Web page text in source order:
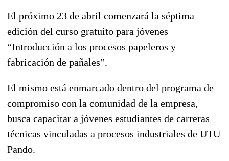
El próximo 23 de abril comenzará la séptima
edición del curso gratuito para jóvenes
“Introducción a los procesos papeleros y
fabricación de pañales”.
El mismo está enmarcado dentro del programa de
compromiso con la comunidad de la empresa,
busca capacitar a jóvenes estudiantes de carreras
técnicas vinculadas a procesos industriales de UTU
Pando.